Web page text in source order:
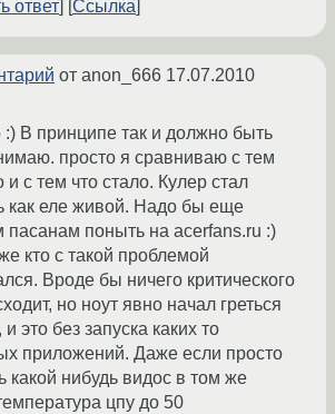
ответ
Ссылка
от anon_666 17.07.2010
В принципе так и должно быть
просто я сравниваю с тем
и с тем что стало. Кулер стал
как еле живой. Надо бы еще
пасанам поныть на acerfans.ru :)
кто с такой проблемой
Вроде бы ничего критического
но ноут явно начал греться
это без запуска каких то
приложений. Даже если просто
какой нибудь видос в том же
цпу до 50